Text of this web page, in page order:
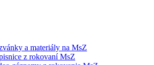
a materiály na MsZ
z rokovaní MsZ